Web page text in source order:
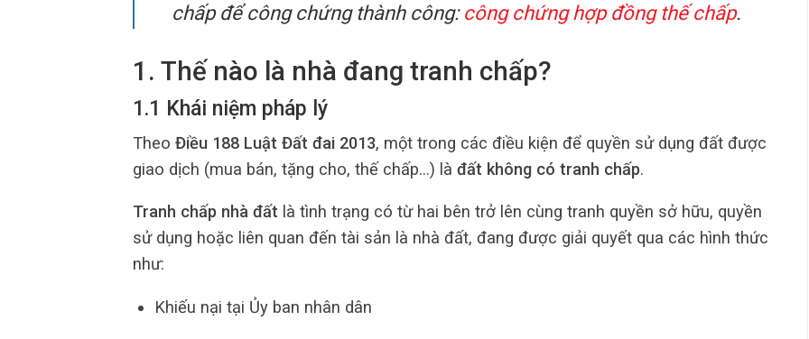
chấp để công chứng thành công: công chứng hợp đồng thế chấp.
1. Thế nào là nhà đang tranh chấp?
1.1 Khái niệm pháp lý
Theo Điều 188 Luật Đất đai 2013, một trong các điều kiện để quyền sử dụng đất được
giao dịch (mua bán, tặng cho, thế chấp…) là đất không có tranh chấp.
Tranh chấp nhà đất là tình trạng có từ hai bên trở lên cùng tranh quyền sở hữu, quyền
sử dụng hoặc liên quan đến tài sản là nhà đất, đang được giải quyết qua các hình thức
như:
Khiếu nại tại Ủy ban nhân dân